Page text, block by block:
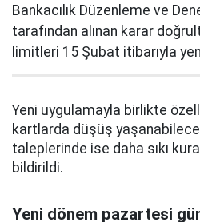
Bankacılık Düzenleme ve
tarafından alınan karar
limitleri 15 Şubat itibarıyla
Yeni uygulamayla birlikte
kartlarda düşüş
taleplerinde ise daha sıkı
bildirildi.
Yeni dönem pazartesi